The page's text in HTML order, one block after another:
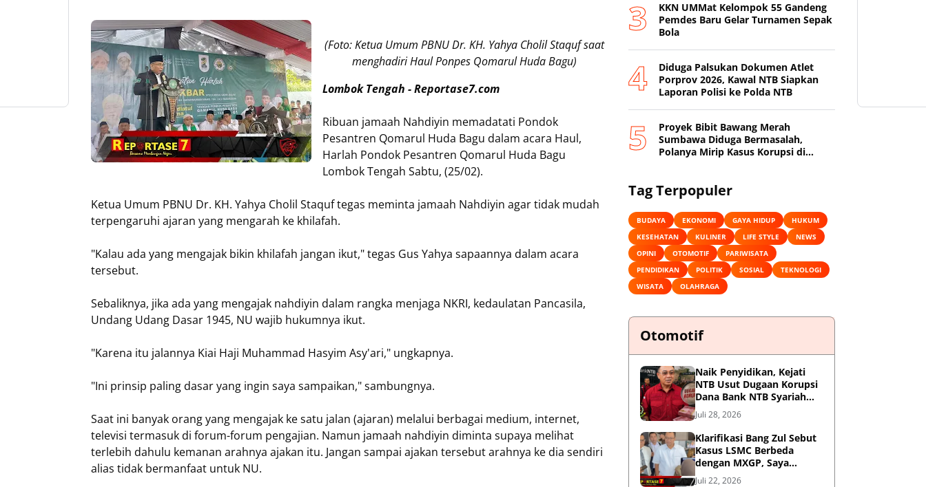
(Foto: Ketua Umum PBNU Dr. KH. Yahya Cholil Staquf saat
menghadiri Haul Ponpes Qomarul Huda Bagu)
Lombok Tengah - Reportase7.com
Ribuan jamaah Nahdiyin memadatati Pondok
Pesantren Qomarul Huda Bagu dalam acara Haul,
Harlah Pondok Pesantren Qomarul Huda Bagu
Lombok Tengah Sabtu, (25/02).
Ketua Umum PBNU Dr. KH. Yahya Cholil Staquf tegas meminta jamaah Nahdiyin agar tidak mudah
terpengaruhi ajaran yang mengarah ke khilafah.
"Kalau ada yang mengajak bikin khilafah jangan ikut," tegas Gus Yahya sapaannya dalam acara
tersebut.
Sebaliknya, jika ada yang mengajak nahdiyin dalam rangka menjaga NKRI, kedaulatan Pancasila,
Undang Udang Dasar 1945, NU wajib hukumnya ikut.
"Karena itu jalannya Kiai Haji Muhammad Hasyim Asy'ari," ungkapnya.
"Ini prinsip paling dasar yang ingin saya sampaikan," sambungnya.
Saat ini banyak orang yang mengajak ke satu jalan (ajaran) melalui berbagai medium, internet,
televisi termasuk di forum-forum pengajian. Namun jamaah nahdiyin diminta supaya melihat
terlebih dahulu kemanan arahnya ajakan itu. Jangan sampai ajakan tersebut arahnya ke dia sendiri
alias tidak bermanfaat untuk NU.
KKN UMMat Kelompok 55 Gandeng
Pemdes Baru Gelar Turnamen Sepak
Bola
Diduga Palsukan Dokumen Atlet
Porprov 2026, Kawal NTB Siapkan
Laporan Polisi ke Polda NTB
Proyek Bibit Bawang Merah
Sumbawa Diduga Bermasalah,
Polanya Mirip Kasus Korupsi di
Tag Terpopuler
BUDAYA EKONOMI GAYA HIDUP
HUKUM
KESEHATAN
KULINER LIFE STYLE
NEWS
OPINI
OTOMOTIF
PARIWISATA
PENDIDIKAN
POLITIK SOSIAL
TEKNOLOGI
WISATA
OLAHRAGA
Otomotif
Naik Penyidikan, Kejati
NTB Usut Dugaan Korupsi
Dana Bank NTB Syariah
untuk MXGP 2023
Juli 28, 2026
Klarifikasi Bang Zul Sebut
Kasus LSMC Berbeda
dengan MXGP, Saya
Dipanggil Sebagai Saksi
Juli 22, 2026